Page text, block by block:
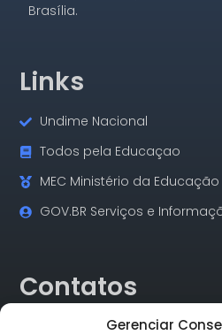
Gerenciar
Brasília.
Links
Undime Nacional
Todos pela Educaçao
MEC Ministério da Educação
GOV.BR Serviços e
Contatos